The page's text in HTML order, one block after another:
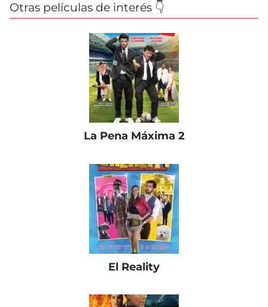
Otras películas de interés 👇
La Pena Máxima 2
El Reality